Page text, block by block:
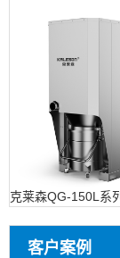
克莱森QG-150L系
客户案例